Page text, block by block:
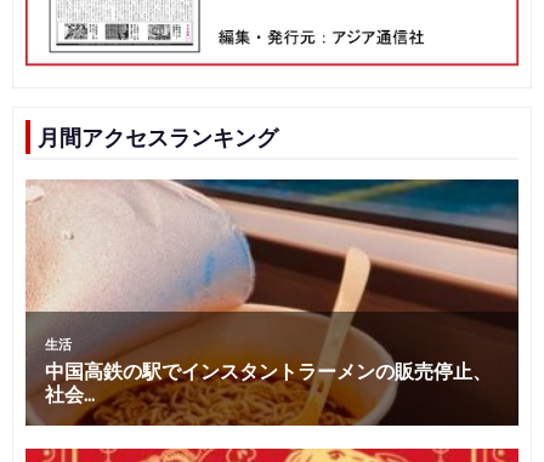
月間アクセスランキング